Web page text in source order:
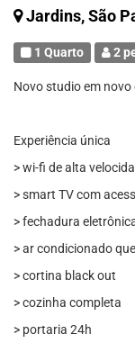
Jardins, São
1 Quarto 2
Novo studio em
Experiência única
> wi-fi de alta
> smart TV com
> fechadura
> ar condicionado
> cortina black out
> cozinha completa
> portaria 24h